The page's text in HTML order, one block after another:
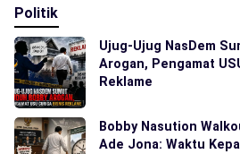
Politik
Ujug-Ujug NasDem
Arogan, Pengamat
Reklame
Bobby Nasution
Ade Jona: Waktu